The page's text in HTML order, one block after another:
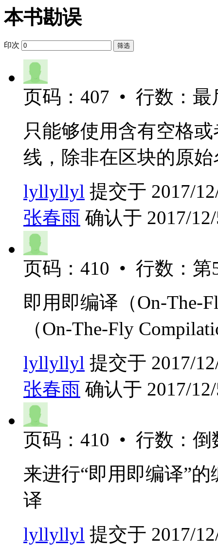
本书勘误
印次 筛选
页码：407 • 行数：
只能够使用含有空格
线，除非在区块的原
lyllyllyl 提交于 2017/
张春雨 确认于 2017/
页码：410 • 行数：
即用即编译（On-The-
（On-The-Fly
lyllyllyl 提交于 2017/
张春雨 确认于 2017/
页码：410 • 行数：
来进行“即用即编译”
译
lyllyllyl 提交于 2017/